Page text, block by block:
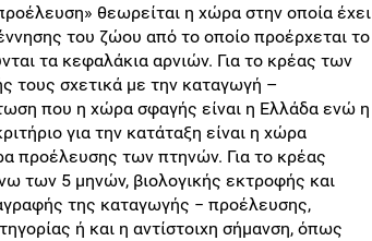
θεωρείται η χώρα στην οποία έχει
του ζώου από το οποίο προέρχεται το
τα κεφαλάκια αρνιών. Για το κρέας των
τους σχετικά με την καταγωγή –
που η χώρα σφαγής είναι η Ελλάδα ενώ η
για την κατάταξη είναι η χώρα
προέλευσης των πτηνών. Για το κρέας
των 5 μηνών, βιολογικής εκτροφής και
της καταγωγής − προέλευσης,
ή και η αντίστοιχη σήμανση, όπως